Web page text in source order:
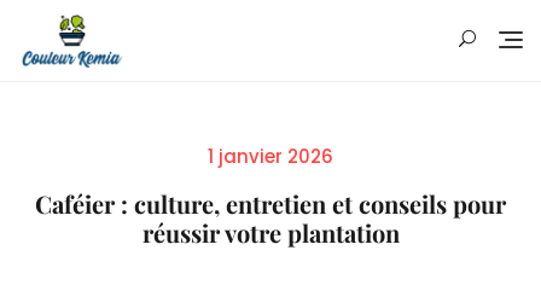
content
Posted
1 janvier 2026
Caféier : culture, entretien et conseils pour
réussir votre plantation